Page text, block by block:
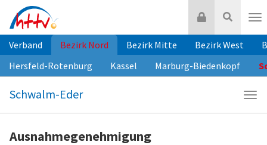
Inhalt
springen
Suche
Login
Verband Bezirk Nord Bezirk Mitte Bezirk West
Hersfeld-Rotenburg
Kassel Marburg-Biedenkopf
Schwalm-Eder
Ausnahmegenehmigung